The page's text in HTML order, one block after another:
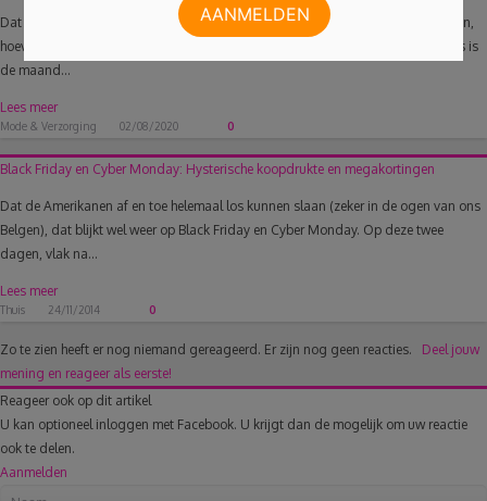
Dat juli en januari de maanden bij uitstek is om zomer- en winterkoopjes te doen,
hoeven we je niet meer te vertellen. Dit jaar is echter een uitzondering! Augustus is
de maand...
Lees meer
Mode & Verzorging 02/08/2020 0
Black Friday en Cyber Monday: Hysterische koopdrukte en megakortingen
Dat de Amerikanen af en toe helemaal los kunnen slaan (zeker in de ogen van ons
Belgen), dat blijkt wel weer op Black Friday en Cyber Monday. Op deze twee
dagen, vlak na...
Lees meer
Thuis 24/11/2014 0
Zo te zien heeft er nog niemand gereageerd. Er zijn nog geen reacties. Deel jouw
mening en reageer als eerste!
Reageer ook op dit artikel
U kan optioneel inloggen met Facebook. U krijgt dan de mogelijk om uw reactie
ook te delen.
Aanmelden